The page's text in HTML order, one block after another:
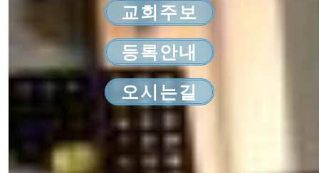
교회주보
등록안내
오시는길